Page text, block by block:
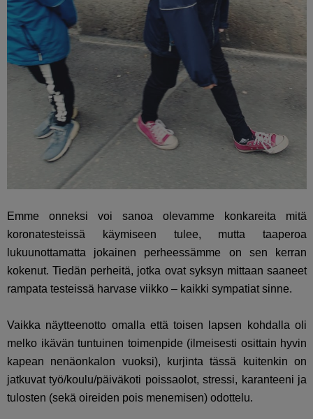
Emme onneksi voi sanoa olevamme konkareita mitä
koronatesteissä käymiseen tulee, mutta taaperoa
lukuunottamatta jokainen perheessämme on sen kerran
kokenut. Tiedän perheitä, jotka ovat syksyn mittaan saaneet
rampata testeissä harvase viikko – kaikki sympatiat sinne.
Vaikka näytteenotto omalla että toisen lapsen kohdalla oli
melko ikävän tuntuinen toimenpide (ilmeisesti osittain hyvin
kapean nenäonkalon vuoksi), kurjinta tässä kuitenkin on
jatkuvat työ/koulu/päiväkoti poissaolot, stressi, karanteeni ja
tulosten (sekä oireiden pois menemisen) odottelu.